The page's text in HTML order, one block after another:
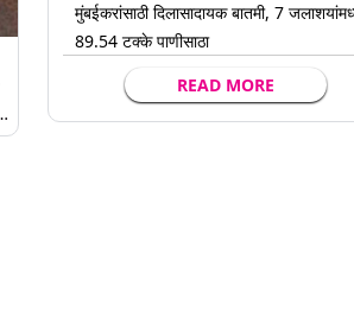
मुंबईकरांसाठी दिलासादायक बातमी, 7
89.54 टक्के पाणीसाठा
READ MORE